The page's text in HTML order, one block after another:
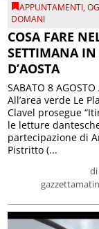
APPUNTAMENTI,
DOMANI
COSA FARE
SETTIMANA IN
D’AOSTA
di
gazzettamatin
SABATO 8 AGOSTO
All’area verde Le
Clavel prosegue
le letture
partecipazione di
Pistritto (...